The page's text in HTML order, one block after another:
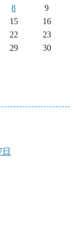
8
9
15
16
22
23
29
30
日